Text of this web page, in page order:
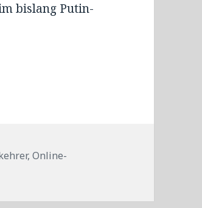
bislang Putin-
,Online-